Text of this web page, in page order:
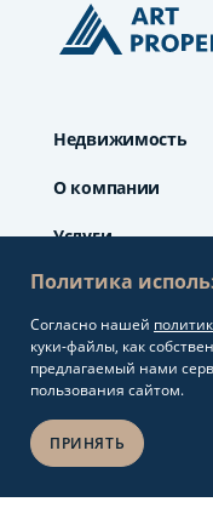
Недвижимость
О компании
Услуги
Отзывы
Блог
Политика
Согласно нашей
куки-файлы, как
предлагаемый нами
пользования сайтом.
ПРИНЯТЬ